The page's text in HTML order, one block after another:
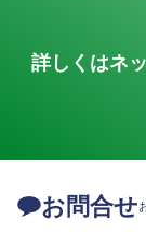
詳しくはネ
お問合せ